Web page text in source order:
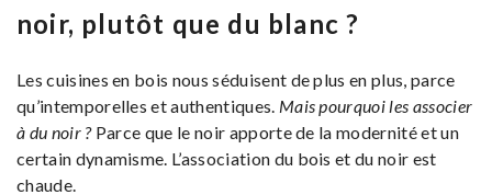
noir, plutôt que du blanc ?
Les cuisines en bois nous séduisent de plus en plus, parce
qu’intemporelles et authentiques. Mais pourquoi les associer
à du noir ?Parce que le noir apporte de la modernité et un
certain dynamisme. L’association du bois et du noir est
chaude.